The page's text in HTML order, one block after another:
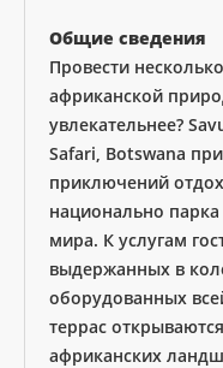
Общие сведения
Провести
африканской
увлекательнее?
Safari, Botswana
приключений
национально
мира. К услугам
выдержанных в
оборудованных
террас
африканских